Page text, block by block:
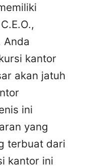
Anda
kantor
akan jatuh
ini
yang
terbuat dari
kantor ini